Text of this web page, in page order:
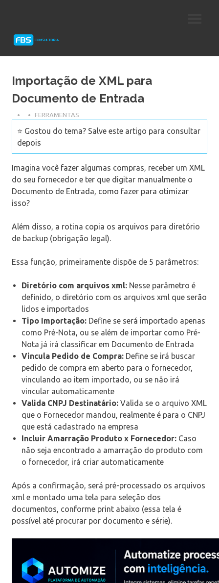
Protheus
Importação de XML para
Documento de Entrada
FERRAMENTAS
⭐ Gostou do tema? Salve este artigo para consultar
depois
Imagina você fazer algumas compras, receber um XML
do seu fornecedor e ter que digitar manualmente o
Documento de Entrada, como fazer para otimizar
isso?
Além disso, a rotina copia os arquivos para diretório
de backup (obrigação legal).
Essa função, primeiramente dispõe de 5 parâmetros:
Diretório com arquivos xml: Nesse parâmetro é
definido, o diretório com os arquivos xml que serão
lidos e importados
Tipo Importação: Define se será importado apenas
como Pré-Nota, ou se além de importar como Pré-
Nota já irá classificar em Documento de Entrada
Vincula Pedido de Compra: Define se irá buscar
pedido de compra em aberto para o fornecedor,
vinculando ao item importado, ou se não irá
vincular automaticamente
Valida CNPJ Destinatário: Valida se o arquivo XML
que o Fornecedor mandou, realmente é para o CNPJ
que está cadastrado na empresa
Incluir Amarração Produto x Fornecedor: Caso
não seja encontrado a amarração do produto com
o fornecedor, irá criar automaticamente
Após a confirmação, será pré-processado os arquivos
xml e montado uma tela para seleção dos
documentos, conforme print abaixo (essa tela é
possível até procurar por documento e série).